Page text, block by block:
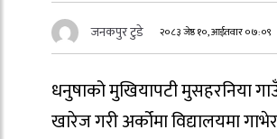
जनकपुर टुडे २०८३ जेष्ठ १०, आईतवार ०७:०९
धनुषाको मुखियापटी मुसहरनिया
खारेज गरी अर्कोमा विद्यालयमा